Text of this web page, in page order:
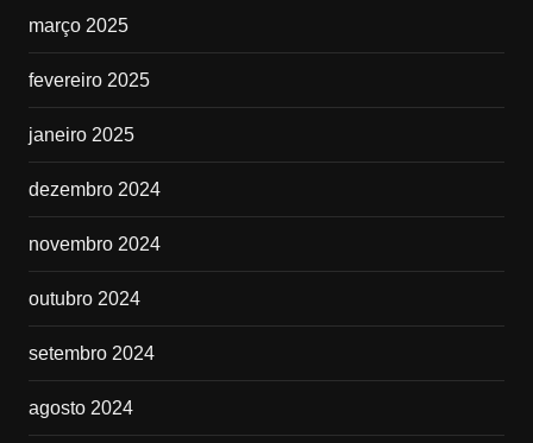
março 2025
fevereiro 2025
janeiro 2025
dezembro 2024
novembro 2024
outubro 2024
setembro 2024
agosto 2024